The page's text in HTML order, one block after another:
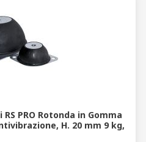
PRO Rotonda in Gomma
H. 20 mm 9 kg,